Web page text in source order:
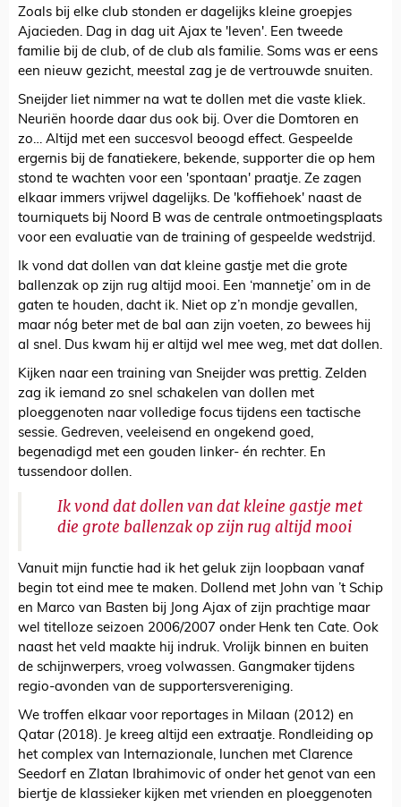
Zoals bij elke club stonden er dagelijks kleine groepjes
Ajacieden. Dag in dag uit Ajax te 'leven'. Een tweede
familie bij de club, of de club als familie. Soms was er eens
een nieuw gezicht, meestal zag je de vertrouwde snuiten.
Sneijder liet nimmer na wat te dollen met die vaste kliek.
Neuriën hoorde daar dus ook bij. Over die Domtoren en
zo… Altijd met een succesvol beoogd effect. Gespeelde
ergernis bij de fanatiekere, bekende, supporter die op hem
stond te wachten voor een 'spontaan' praatje. Ze zagen
elkaar immers vrijwel dagelijks. De 'koffiehoek' naast de
tourniquets bij Noord B was de centrale ontmoetingsplaats
voor een evaluatie van de training of gespeelde wedstrijd.
Ik vond dat dollen van dat kleine gastje met die grote
ballenzak op zijn rug altijd mooi. Een ‘mannetje’ om in de
gaten te houden, dacht ik. Niet op z’n mondje gevallen,
maar nóg beter met de bal aan zijn voeten, zo bewees hij
al snel. Dus kwam hij er altijd wel mee weg, met dat dollen.
Kijken naar een training van Sneijder was prettig. Zelden
zag ik iemand zo snel schakelen van dollen met
ploeggenoten naar volledige focus tijdens een tactische
sessie. Gedreven, veeleisend en ongekend goed,
begenadigd met een gouden linker- én rechter. En
tussendoor dollen.
Ik vond dat dollen van dat kleine gastje met
die grote ballenzak op zijn rug altijd mooi
Vanuit mijn functie had ik het geluk zijn loopbaan vanaf
begin tot eind mee te maken. Dollend met John van ’t Schip
en Marco van Basten bij Jong Ajax of zijn prachtige maar
wel titelloze seizoen 2006/2007 onder Henk ten Cate. Ook
naast het veld maakte hij indruk. Vrolijk binnen en buiten
de schijnwerpers, vroeg volwassen. Gangmaker tijdens
regio-avonden van de supportersvereniging.
We troffen elkaar voor reportages in Milaan (2012) en
Qatar (2018). Je kreeg altijd een extraatje. Rondleiding op
het complex van Internazionale, lunchen met Clarence
Seedorf en Zlatan Ibrahimovic of onder het genot van een
biertje de klassieker kijken met vrienden en ploeggenoten